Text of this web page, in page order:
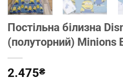
Постільна білизна
(полуторний) Minions
2.475₴